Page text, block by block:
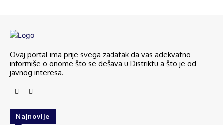
Ovaj portal ima prije svega zadatak da vas adekvatno
informiše o onome što se dešava u Distriktu a što je od
javnog interesa.
Najnovije